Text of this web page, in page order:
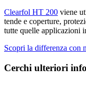
Clearfol HT 200 viene
tende e coperture,
tutte quelle applicazioni
Scopri la differenza con
Cerchi ulteriori